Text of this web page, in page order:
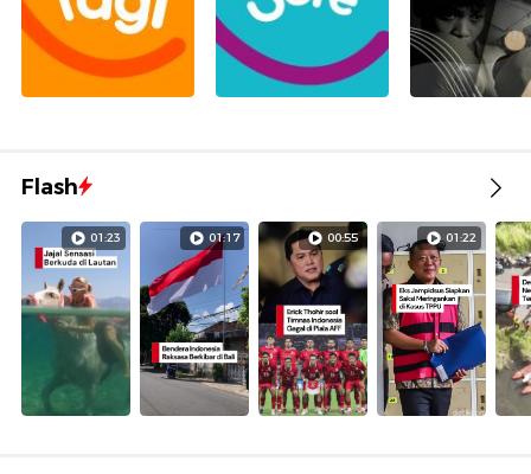
Flash
01:23 01:17 00:55 01:22